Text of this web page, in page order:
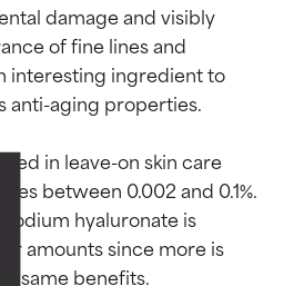
damage and visibly
of fine lines and
interesting ingredient to
anti-aging properties.
in leave-on skin care
between 0.002 and 0.1%.
hyaluronate is
amounts since more is
der
durch
Studien belegt.
Wirkstoff für
der
durch
Studien belegt.
Wirkstoff für